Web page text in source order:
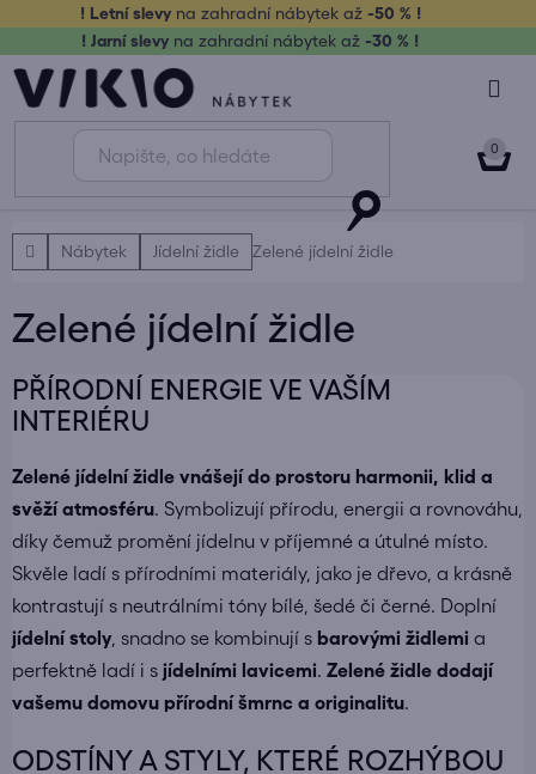
obsah
! Letní slevy na zahradní nábytek až-50 % !
! Jarní slevy na zahradní nábytek až -30 % !
DomůNábytek Jídelní židle Zelené jídelní židle
Zelené jídelní židle
PŘÍRODNÍ ENERGIE VE VAŠÍM
INTERIÉRU
Zelené jídelní židle vnášejí do prostoru harmonii, klid a
svěží atmosféru . Symbolizují přírodu, energii a rovnováhu,
díky čemuž promění jídelnu v příjemné a útulné místo.
Skvěle ladí s přírodními materiály, jako je dřevo, a krásně
kontrastují s neutrálními tóny bílé, šedé či černé. Doplní
jídelní stoly, snadno se kombinují s barovými židlemi a
perfektně ladí i s jídelními lavicemi Zelené židle dodají
vašemu domovu přírodní šmrnc a originalitu
ODSTÍNY A STYLY, KTERÉ ROZHÝBOU